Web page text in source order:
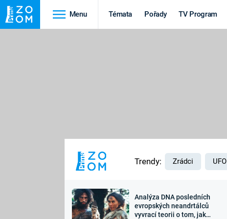
Menu Témata Pořady TV Program
Výročí
Trendy: Zrádci UFO
Analýza DNA posledních
evropských neandrtálců
vyvrací teorii o tom, jak